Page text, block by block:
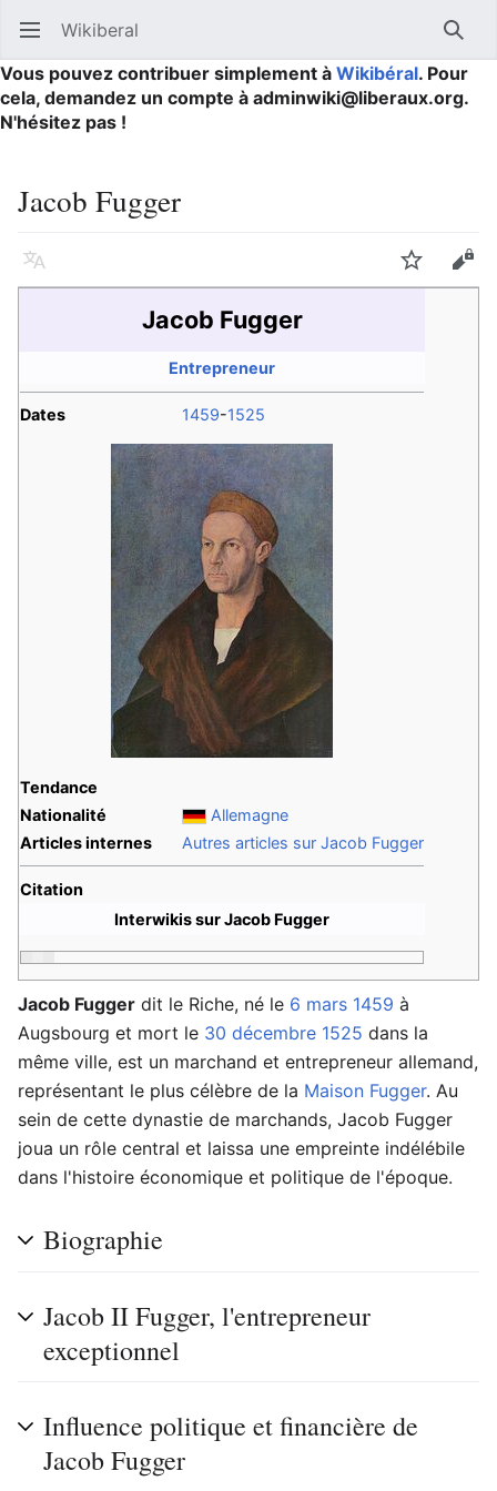
Ouvrir le menu principal Wikiberal
Vous pouvez contribuer simplement à Wikibéral. Pour
cela, demandez un compte à adminwiki@liberaux.org.
N'hésitez pas !
Jacob Fugger
Langue Suivre
Jacob Fugger
Entrepreneur
Dates 1459-1525
Tendance
Nationalité
Allemagne
Articles internes
Autres articles sur Jacob Fugger
Citation
Interwikis sur Jacob Fugger
Jacob Fugger dit le Riche, né le 6 mars 1459 à
Augsbourg et mort le 30 décembre 1525 dans la
même ville, est un marchand et entrepreneur allemand,
représentant le plus célèbre de la Maison Fugger. Au
sein de cette dynastie de marchands, Jacob Fugger
joua un rôle central et laissa une empreinte indélébile
dans l'histoire économique et politique de l'époque.
Biographie
Jacob II Fugger, l'entrepreneur
exceptionnel
Influence politique et financière de
Jacob Fugger